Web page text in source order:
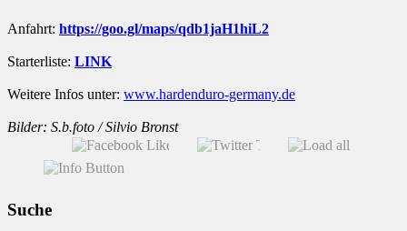
Anfahrt: https://goo.gl/maps/qdb1jaH1hiL2
Starterliste: LINK
Weitere Infos unter: www.hardenduro-germany.de
Bilder: S.b.foto / Silvio Bronst
Suche